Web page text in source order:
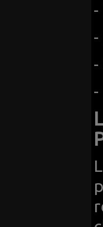
-